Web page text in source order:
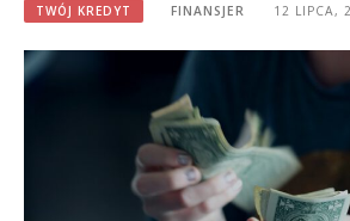
TWÓJ KREDYT FINANSJER 12 LIPCA,